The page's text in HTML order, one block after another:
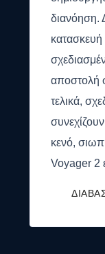
διανόηση.
κατασκευή
αποστολή
τελικά,
κενό,
Voyager 2